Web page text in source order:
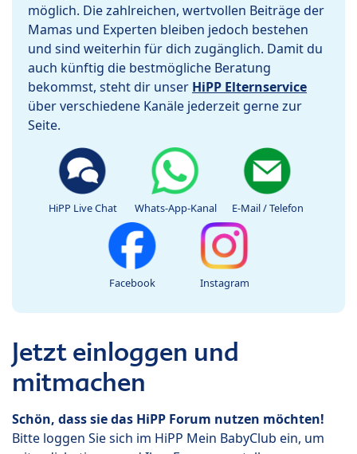
möglich. Die zahlreichen, wertvollen Beiträge der
Mamas und Experten bleiben jedoch bestehen
und sind weiterhin für dich zugänglich. Damit du
auch künftig die bestmögliche Beratung
bekommst, steht dir unser HiPP Elternservice
über verschiedene Kanäle jederzeit gerne zur
Seite.
HiPP Live Chat Whats-App-Kanal E-Mail / Telefon
Facebook Instagram
Jetzt einloggen und
mitmachen
Schön, dass sie das HiPP Forum nutzen möchten!
Bitte loggen Sie sich im HiPP Mein BabyClub ein, um